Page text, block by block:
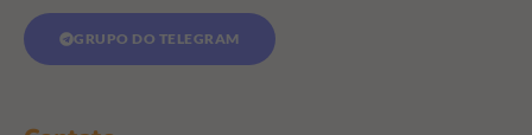
GRUPO DO TELEGRAM